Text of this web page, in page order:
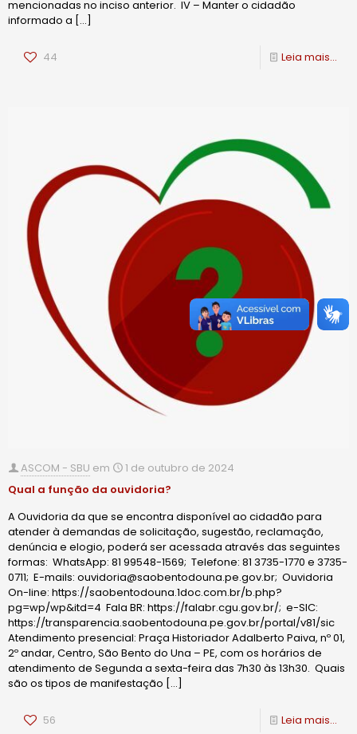
mencionadas no inciso anterior. IV – Manter o cidadão
informado a […]
44 Leia mais...
ASCOM - SBU em
1 de outubro de 2024
Qual a função da ouvidoria?
A Ouvidoria da que se encontra disponível ao cidadão para
atender à demandas de solicitação, sugestão, reclamação,
denúncia e elogio, poderá ser acessada através das seguintes
formas: WhatsApp: 81 99548-1569; Telefone: 81 3735-1770 e 3735-
0711; E-mails: ouvidoria@saobentodouna.pe.gov.br; Ouvidoria
On-line: https://saobentodouna.1doc.com.br/b.php?
pg=wp/wp&itd=4 Fala BR: https://falabr.cgu.gov.br/; e-SIC:
https://transparencia.saobentodouna.pe.gov.br/portal/v81/sic
Atendimento presencial: Praça Historiador Adalberto Paiva, nº 01,
2º andar, Centro, São Bento do Una – PE, com os horários de
atendimento de Segunda a sexta-feira das 7h30 às 13h30. Quais
são os tipos de manifestação […]
56 Leia mais...